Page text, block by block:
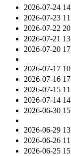
2026-07-24
2026-07-23
2026-07-22
2026-07-21
2026-07-20
2026-07-17
2026-07-16
2026-07-15
2026-07-14
2026-06-30
2026-06-29
2026-06-26
2026-06-25